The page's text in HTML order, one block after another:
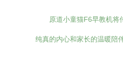
原道小童猫F6早教机将
纯真的内心和家长的温暖陪